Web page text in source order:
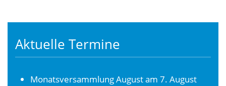
Aktuelle Termine
Monatsversammlung Augustam 7. August